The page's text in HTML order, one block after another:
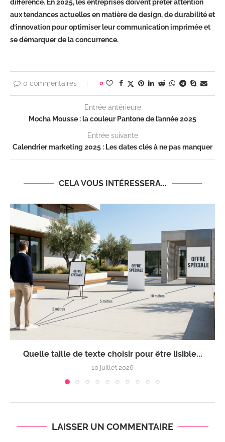
différence. En 2025, les entreprises doivent prêter attention
aux tendances actuelles en matière de design, de durabilité et
d’innovation pour optimiser leur communication imprimée et
se démarquer de la concurrence.
0 commentaires 0
Entrée antérieure
Mocha Mousse : la couleur Pantone de l’année 2025
Entrée suivante
Calendrier marketing 2025 : Les dates clés à ne pas manquer
CELA VOUS INTÉRESSERA...
Quelle taille de texte choisir pour être lisible...
10 juillet 2026
LAISSER UN COMMENTAIRE